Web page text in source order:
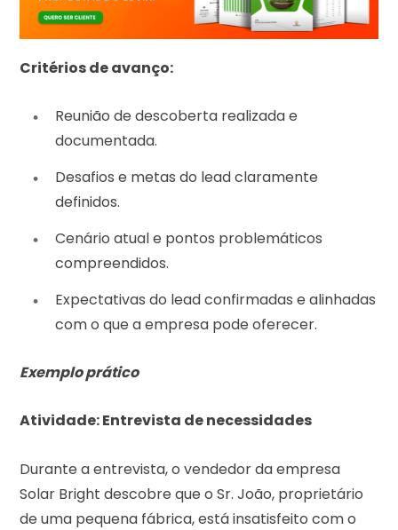
Critérios de avanço:
Reunião de descoberta realizada e
documentada.
Desafios e metas do lead claramente
definidos.
Cenário atual e pontos problemáticos
compreendidos.
Expectativas do lead confirmadas e alinhadas
com o que a empresa pode oferecer.
Exemplo prático
Atividade: Entrevista de necessidades
Durante a entrevista, o vendedor da empresa
Solar Bright descobre que o Sr. João, proprietário
de uma pequena fábrica, está insatisfeito com o